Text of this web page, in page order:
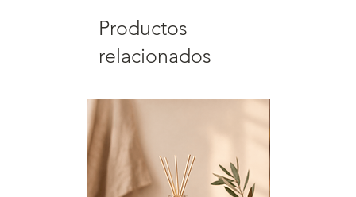
cedro
Productos
relacionados